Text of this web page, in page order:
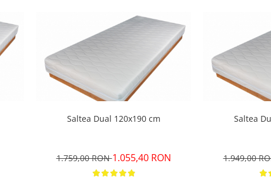
Saltea Dual 120x190 cm
1.759,00 RON1.055,40 RON
Saltea
1.949,00